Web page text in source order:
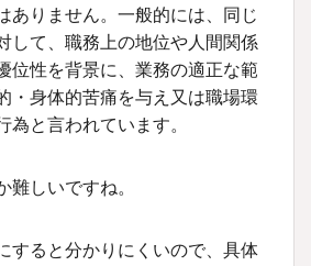
ありません。一般的には、同じ
して、職務上の地位や人間関係
位性を背景に、業務の適正な範
・身体的苦痛を与え又は職場環
為と言われています。
難しいですね。
すると分かりにくいので、具体